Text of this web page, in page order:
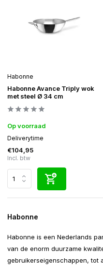
Habonne
Habonne Avance Triply wok
met steel Ø 34 cm
Op voorraad
Deliverytime
€104,95
Incl. btw
Habonne
Habonne is een Nederlands
van de enorm duurzame
gebruikerseigenschappen, tot